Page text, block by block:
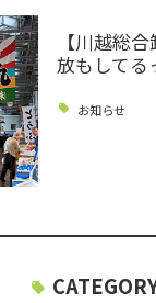
【川越総
放もして
お知らせ